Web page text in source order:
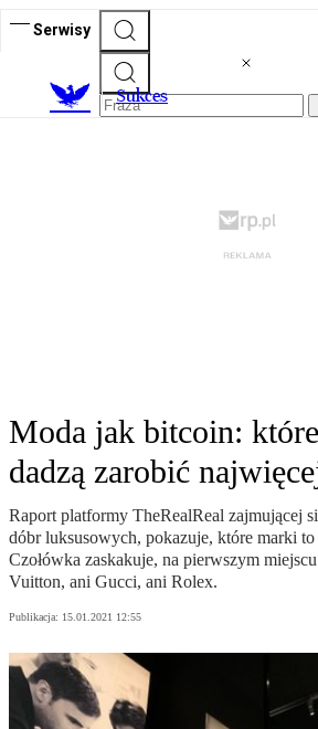
Serwisy
Sukces
Moda jak bitcoin:
dadzą zarobić
Raport platformy TheRealReal zajmującej
dóbr luksusowych, pokazuje, które marki
Czołówka zaskakuje, na pierwszym
Vuitton, ani Gucci, ani Rolex.
Publikacja: 15.01.2021 12:55